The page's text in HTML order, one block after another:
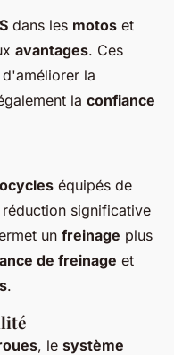
dans les motos et
avantages. Ces
la
la confiance
équipés de
réduction significative
un freinage plus
de freinage et
.
, le système